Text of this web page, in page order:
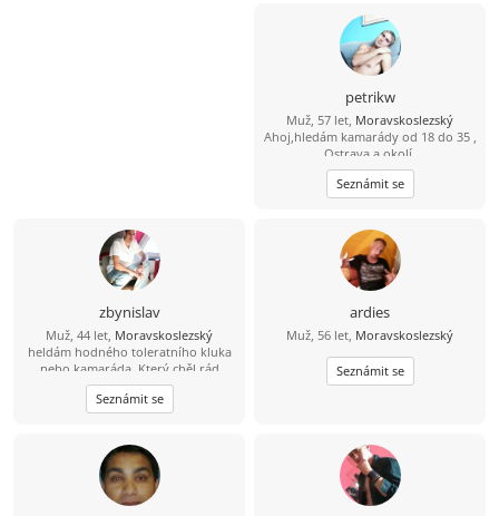
petrikw
Muž, 57 let, Moravskoslezský
Ahoj,hledám kamarády od 18 do 35 ,
Ostrava a okolí.
Seznámit se
zbynislav
Muž, 44 let, Moravskoslezský
heldám hodného toleratního kluka
nebo kamaráda. Který chěl rád
poznat přírodu,zámky hrady, nebo
více
Seznámit se
ardies
Muž, 56 let, Moravskoslezský
Seznámit se